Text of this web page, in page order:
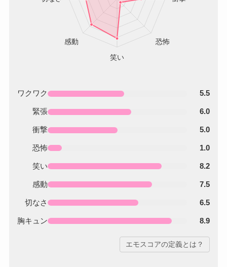
ワクワク 5.5
緊張 6.0
衝撃 5.0
恐怖 1.0
笑い 8.2
感動 7.5
切なさ 6.5
胸キュン 8.9
エモスコアの定義とは？